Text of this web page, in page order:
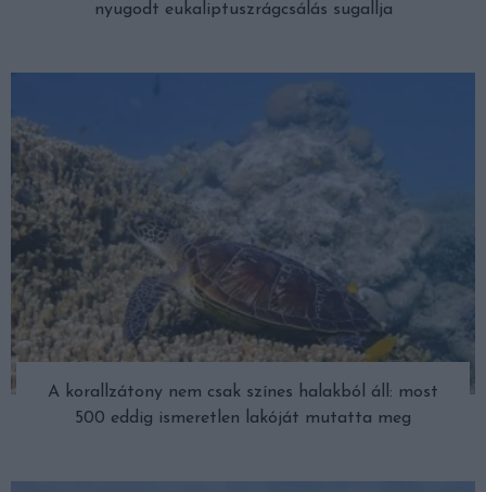
nyugodt eukaliptuszrágcsálás sugallja
A korallzátony nem csak színes halakból áll: most
500 eddig ismeretlen lakóját mutatta meg